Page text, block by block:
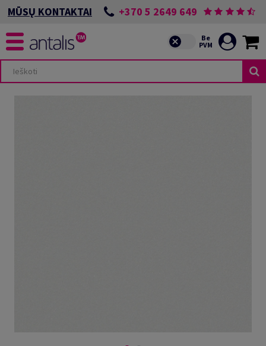
MŪSŲ KONTAKTAI +370 5 2649 649